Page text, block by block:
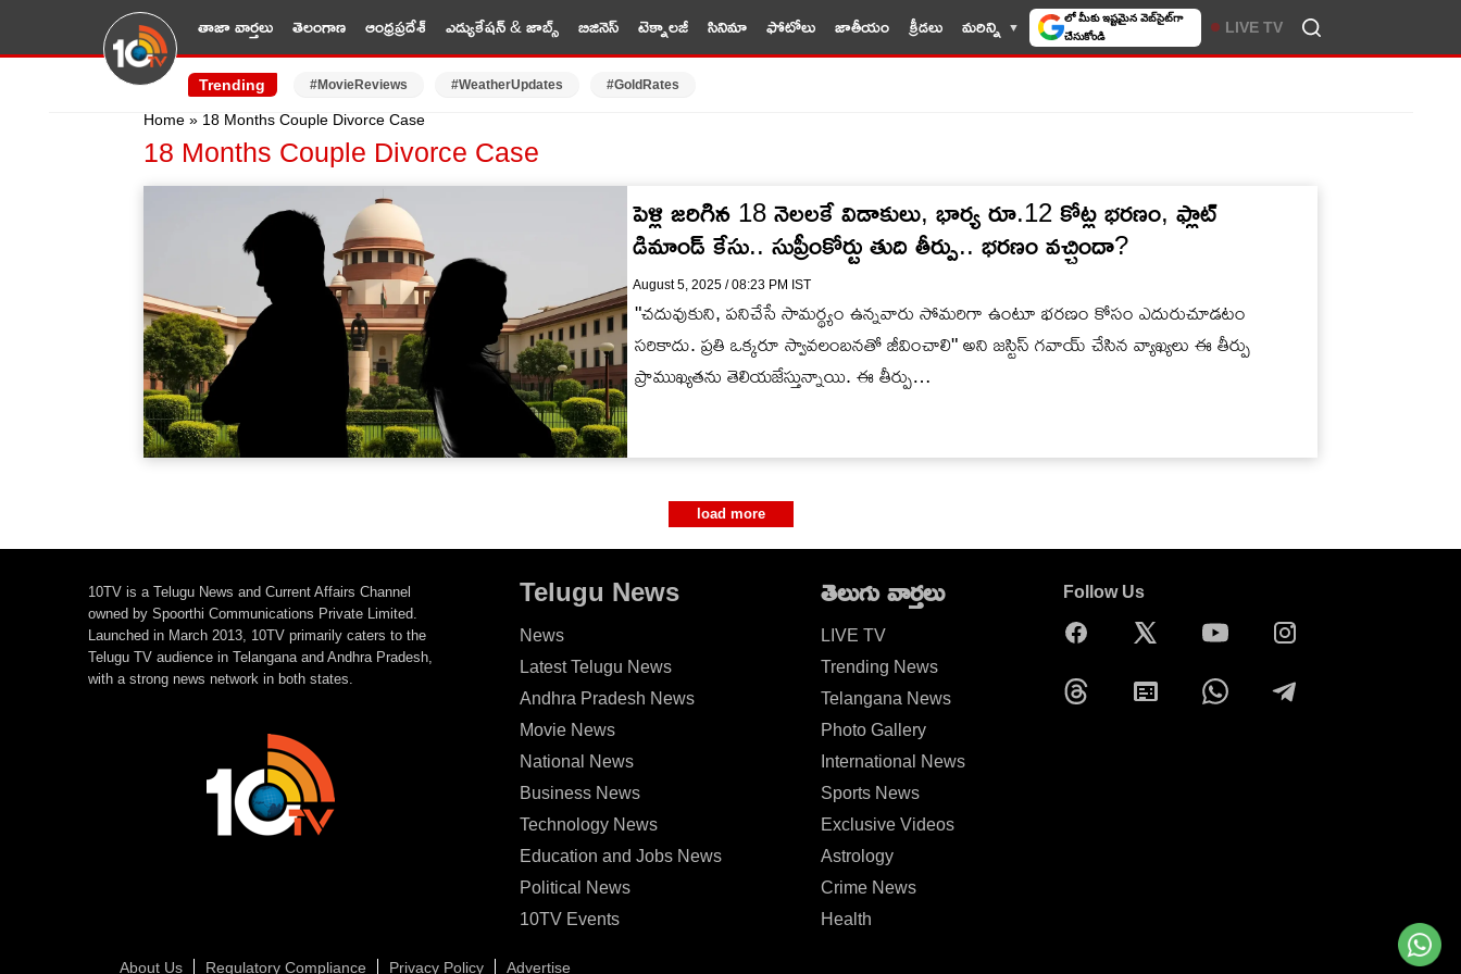
తాజా వార్తలు తెలంగాణ ఆంధ్రప్రదేశ్ ఎడ్యుకేషన్ & జాబ్స్ బిజినెస్ టెక్నాలజీ సినిమా ఫోటోలు జాతీయం క్రీడలు మరిన్ని
లో మీకు ఇష్టమైన వెబ్‌సైట్‌గా
చేసుకోండి
LIVE TV
Trending #MovieReviews #WeatherUpdates #GoldRates
Home » 18 Months Couple Divorce Case
18 Months Couple Divorce Case
పెళ్లి జరిగిన 18 నెలలకే విడాకులు, భార్య రూ.12 కోట్ల భరణం, ఫ్లాట్
డిమాండ్ కేసు.. సుప్రీంకోర్టు తుది తీర్పు.. భరణం వచ్చిందా?
August 5, 2025 / 08:23 PM IST
"చదువుకుని, పనిచేసే సామర్థ్యం ఉన్నవారు సోమరిగా ఉంటూ భరణం కోసం ఎదురుచూడటం
సరికాదు. ప్రతి ఒక్కరూ స్వావలంబనతో జీవించాలి" అని జస్టిస్ గవాయ్ చేసిన వ్యాఖ్యలు ఈ తీర్పు
ప్రాముఖ్యతను తెలియజేస్తున్నాయి. ఈ తీర్పు…
load more
10TV is a Telugu News and Current Affairs Channel
owned by Spoorthi Communications Private Limited.
Launched in March 2013, 10TV primarily caters to the
Telugu TV audience in Telangana and Andhra Pradesh,
with a strong news network in both states.
Telugu News
News
Latest Telugu News
Andhra Pradesh News
Movie News
National News
Business News
Technology News
Education and Jobs News
Political News
10TV Events
తెలుగు వార్తలు
LIVE TV
Trending News
Telangana News
Photo Gallery
International News
Sports News
Exclusive Videos
Astrology
Crime News
Health
Follow Us
About Us Regulatory Compliance Privacy Policy Advertise